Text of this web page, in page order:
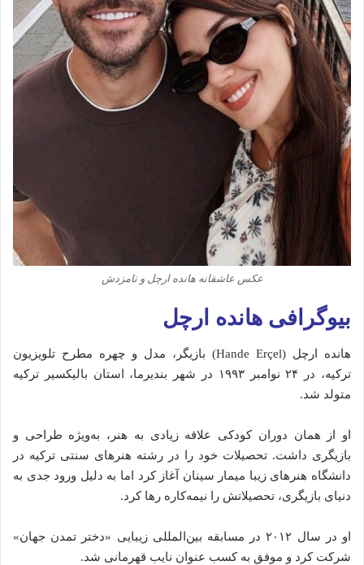
عکس عاشقانه هانده ارچل و نامزدش
بیوگرافی هانده ارچل
هانده ارچل (Hande Erçel) بازیگر، مدل و چهره مطرح تلویزیون
ترکیه، در ۲۴ نوامبر ۱۹۹۳ در شهر بندیرما، استان بالیکسیر ترکیه
متولد شد.
او از همان دوران کودکی علاقه زیادی به هنر، به‌ویژه طراحی و
بازیگری داشت. تحصیلات خود را در رشته هنرهای سنتی ترکیه در
دانشگاه هنرهای زیبا میمار سینان آغاز کرد اما به دلیل ورود جدی به
دنیای بازیگری، تحصیلاتش را نیمه‌کاره رها کرد.
او در سال ۲۰۱۲ در مسابقه بین‌المللی زیبایی «دختر تمدن جهان»
شرکت کرد و موفق به کسب عنوان نایب قهرمانی شد.